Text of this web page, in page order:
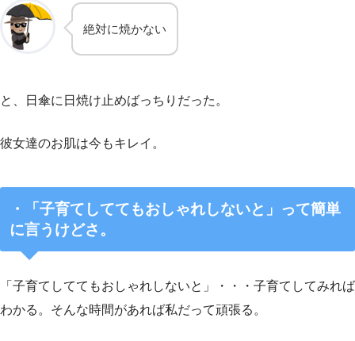
絶対に焼かない
と、日傘に日焼け止めばっちりだった。
彼女達のお肌は今もキレイ。
・ 「子育てしててもおしゃれしないと」 って簡単
に言うけどさ。
「子育てしててもおしゃれしないと」・・・子育てしてみれば
わかる。そんな時間があれば私だって頑張る。